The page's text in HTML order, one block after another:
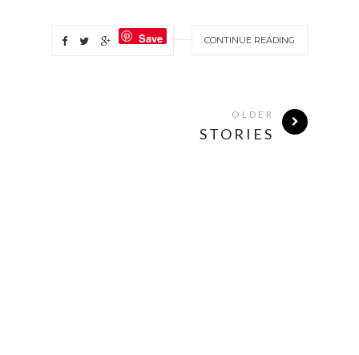
CONTINUE READING
Save
OLDER
STORIES